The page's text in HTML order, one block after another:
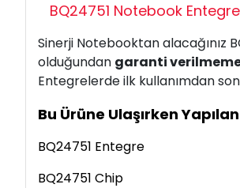
BQ24751 Notebook Entegre
Sinerji Notebooktan alacağınız
olduğundan garanti
Entegrelerde ilk kullanımdan
Bu Ürüne Ulaşırken
BQ24751 Entegre
BQ24751 Chip